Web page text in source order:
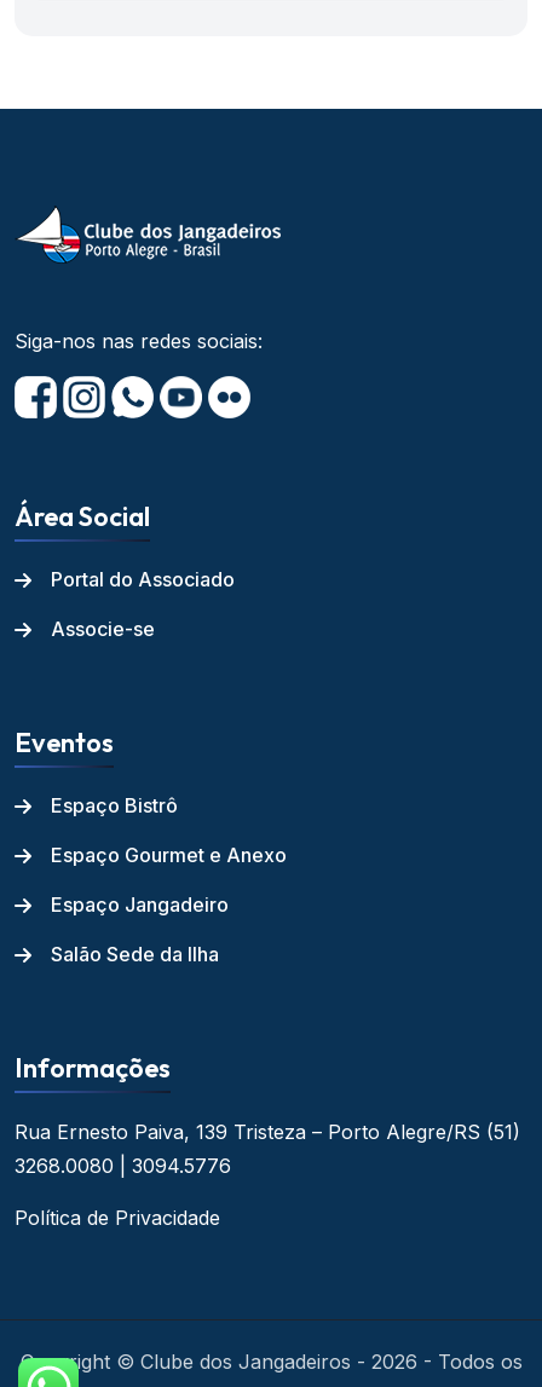
Siga-nos nas redes sociais:
Área Social
Portal do Associado
Associe-se
Eventos
Espaço Bistrô
Espaço Gourmet e Anexo
Espaço Jangadeiro
Salão Sede da Ilha
Informações
Rua Ernesto Paiva, 139 Tristeza – Porto Alegre/RS (51)
3268.0080 | 3094.5776
Política de Privacidade
Copyright © Clube dos Jangadeiros - 2026 - Todos os